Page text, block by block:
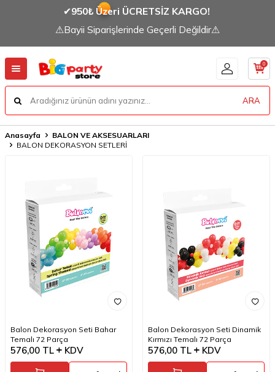
✔950₺ Üzeri ÜCRETSİZ KARGO!
⚠Bayii Siparişlerinde Geçerli Değildir⚠
ARA
0
Anasayfa
BALON VE AKSESUARLARI
BALON DEKORASYON SETLERİ
Balon Dekorasyon Seti Bahar
Temalı 72 Parça
576,00 TL KDV
Balon Dekorasyon Seti Dinamik
Kırmızı Temalı 72 Parça
576,00 TL KDV